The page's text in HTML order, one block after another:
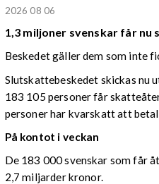
2026 08 06
1,3 miljoner svenskar får
Beskedet gäller dem som inte
Slutskattebeskedet skickas nu
183 105 personer får
personer har kvarskatt att
På kontot i veckan
De 183 000 svenskar som får
2,7 miljarder kronor.